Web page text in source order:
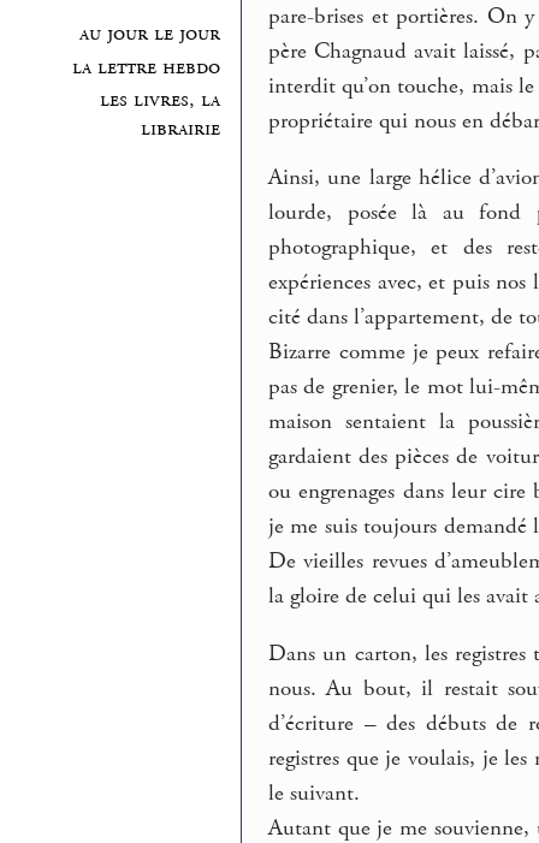
au jour le jour
la lettre hebdo
les livres, la
librairie
pare-brises et portières. On
père Chagnaud avait laissé,
interdit qu’on touche, mais
propriétaire qui nous en
Ainsi, une large hélice
lourde, posée là au fond
photographique, et des
expériences avec, et puis nos
cité dans l’appartement, de
Bizarre comme je peux
pas de grenier, le mot lui-
maison sentaient la
gardaient des pièces de
ou engrenages dans leur
je me suis toujours demandé
De vieilles revues
la gloire de celui qui les avait
Dans un carton, les registres
nous. Au bout, il restait
d’écriture – des débuts de
registres que je voulais, je
le suivant.
Autant que je me souvienne,